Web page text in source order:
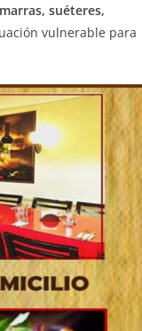
suéteres,
vulnerable para